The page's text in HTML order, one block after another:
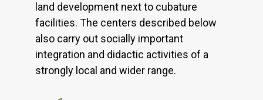
land development next to cubature
facilities. The centers described below
also carry out socially important
integration and didactic activities of a
strongly local and wider range.